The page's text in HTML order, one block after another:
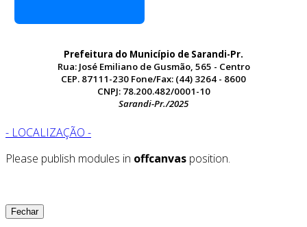
Prefeitura do Município de Sarandi-Pr.
Rua: José Emiliano de Gusmão, 565 - Centro
CEP. 87111-230 Fone/Fax: (44) 3264 - 8600
CNPJ: 78.200.482/0001-10
Sarandi-Pr./2025
- LOCALIZAÇÃO -
Please publish modules in offcanvas position.
Fechar